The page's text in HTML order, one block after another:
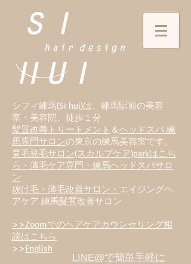
シフィ練馬(Si hui)は、 練馬駅前の美容
室・美容院、徒歩１分
髪質改善トリートメント ＆ヘッドスパ 練
馬専門サロンの東京の練馬美容室です。
育毛発毛サロン(スカルプケア)parkはこち
ら・薄毛ケア専門・練馬ヘッドスパサロ
ン
抜け毛・薄毛改善サロン・ エイジングヘ
アケア 練馬髪質改善サロン
>>Zoomでのヘアケアカウンセリング相
談はこちら
>>English
LINE@で簡単手軽に